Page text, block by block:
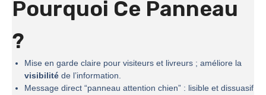
Pourquoi Ce Panneau
?
Mise en garde claire pour visiteurs et livreurs ; améliore la
visibilité de l’information.
Message direct “panneau attention chien” : lisible et dissuasif